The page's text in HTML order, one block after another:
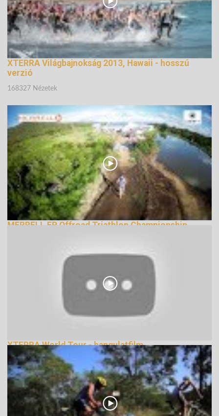
XTERRA Világbajnokság 2013, Hawaii - hosszú
verzió
168327 Nézetek
MERRELL EP Offroad Triathlon Championship
XTERRA World Tour - hangulatfilm
335796 Nézetek